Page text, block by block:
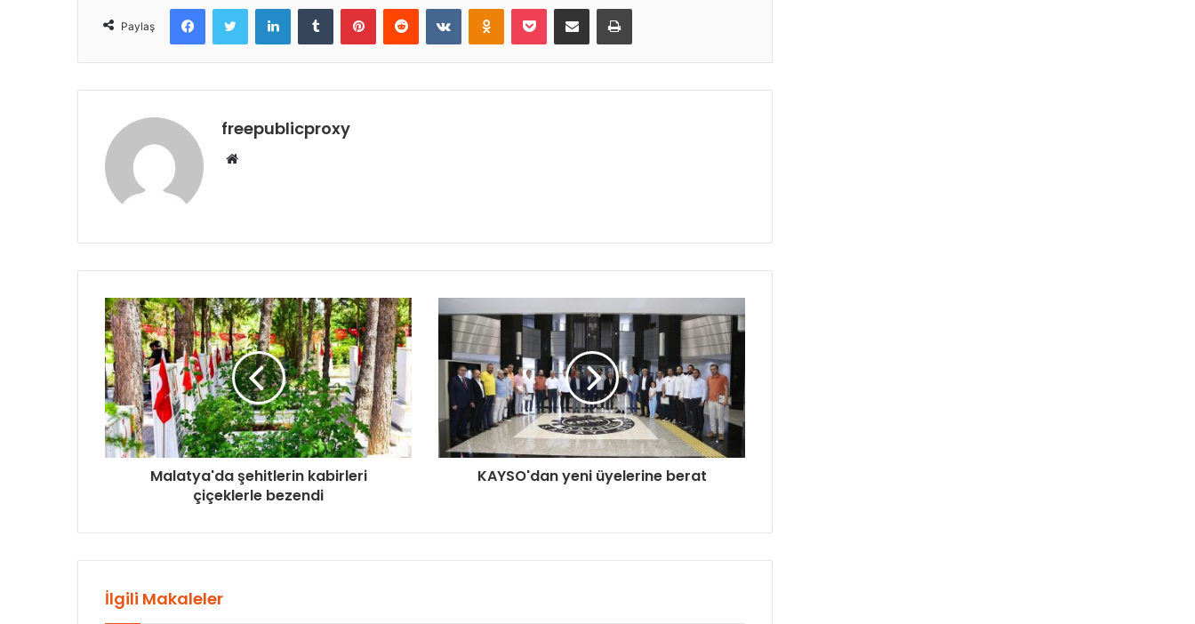
Paylaş
FacebookTwitter LinkedInTumblr PinterestReddit VKontakteOdnoklassniki
Pocket E-Posta ile paylaş Yazdır
freepublicproxy
Web
Malatya'da şehitlerin kabirleri
çiçeklerle bezendi
KAYSO'dan yeni üyelerine berat
İlgili Makaleler